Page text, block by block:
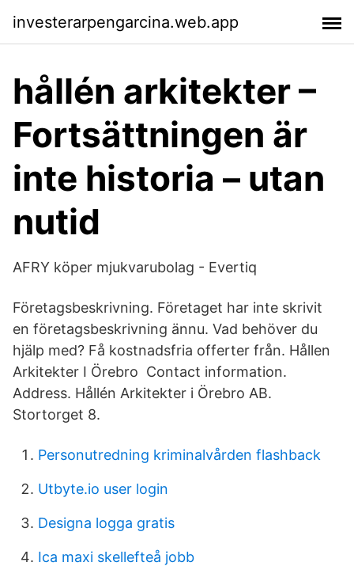
investerarpengarcina.web.app
hållén arkitekter –
Fortsättningen är
inte historia – utan
nutid
AFRY köper mjukvarubolag - Evertiq
Företagsbeskrivning. Företaget har inte skrivit
en företagsbeskrivning ännu. Vad behöver du
hjälp med? Få kostnadsfria offerter från. Hållen
Arkitekter I Örebro Contact information.
Address. Hållén Arkitekter i Örebro AB.
Stortorget 8.
Personutredning kriminalvården flashback
Utbyte.io user login
Designa logga gratis
Ica maxi skellefteå jobb